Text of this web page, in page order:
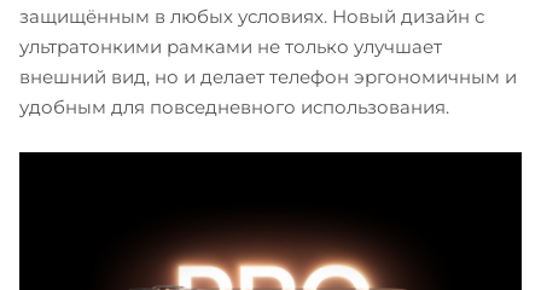
защищённым в любых условиях. Новый дизайн с
ультратонкими рамками не только улучшает
внешний вид, но и делает телефон эргономичным и
удобным для повседневного использования.